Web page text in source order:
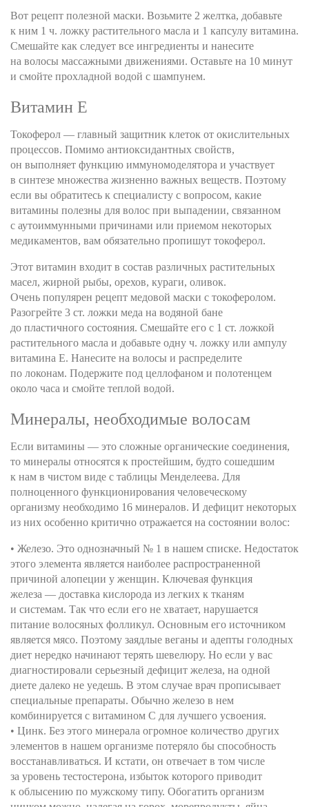
Вот рецепт полезной маски. Возьмите 2 желтка, добавьте
к ним 1 ч. ложку растительного масла и 1 капсулу витамина.
Смешайте как следует все ингредиенты и нанесите
на волосы массажными движениями. Оставьте на 10 минут
и смойте прохладной водой с шампунем.
Витамин Е
Токоферол — главный защитник клеток от окислительных
процессов. Помимо антиоксидантных свойств,
он выполняет функцию иммуномоделятора и участвует
в синтезе множества жизненно важных веществ. Поэтому
если вы обратитесь к специалисту с вопросом, какие
витамины полезны для волос при выпадении, связанном
с аутоиммунными причинами или приемом некоторых
медикаментов, вам обязательно пропишут токоферол.
Этот витамин входит в состав различных растительных
масел, жирной рыбы, орехов, кураги, оливок.
Очень популярен рецепт медовой маски с токоферолом.
Разогрейте 3 ст. ложки меда на водяной бане
до пластичного состояния. Смешайте его с 1 ст. ложкой
растительного масла и добавьте одну ч. ложку или ампулу
витамина Е. Нанесите на волосы и распределите
по локонам. Подержите под целлофаном и полотенцем
около часа и смойте теплой водой.
Минералы, необходимые волосам
Если витамины — это сложные органические соединения,
то минералы относятся к простейшим, будто сошедшим
к нам в чистом виде с таблицы Менделеева. Для
полноценного функционирования человеческому
организму необходимо 16 минералов. И дефицит некоторых
из них особенно критично отражается на состоянии волос:
• Железо. Это однозначный № 1 в нашем списке. Недостаток
этого элемента является наиболее распространенной
причиной алопеции у женщин. Ключевая функция
железа — доставка кислорода из легких к тканям
и системам. Так что если его не хватает, нарушается
питание волосяных фолликул. Основным его источником
является мясо. Поэтому заядлые веганы и адепты голодных
диет нередко начинают терять шевелюру. Но если у вас
диагностировали серьезный дефицит железа, на одной
диете далеко не уедешь. В этом случае врач прописывает
специальные препараты. Обычно железо в нем
комбинируется с витамином С для лучшего усвоения.
• Цинк. Без этого минерала огромное количество других
элементов в нашем организме потеряло бы способность
восстанавливаться. И кстати, он отвечает в том числе
за уровень тестостерона, избыток которого приводит
к облысению по мужскому типу. Обогатить организм